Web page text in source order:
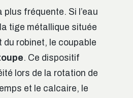
plus fréquente. Si l’eau
tige métallique située
du robinet, le coupable
. Ce dispositif
lors de la rotation de
et le calcaire, le